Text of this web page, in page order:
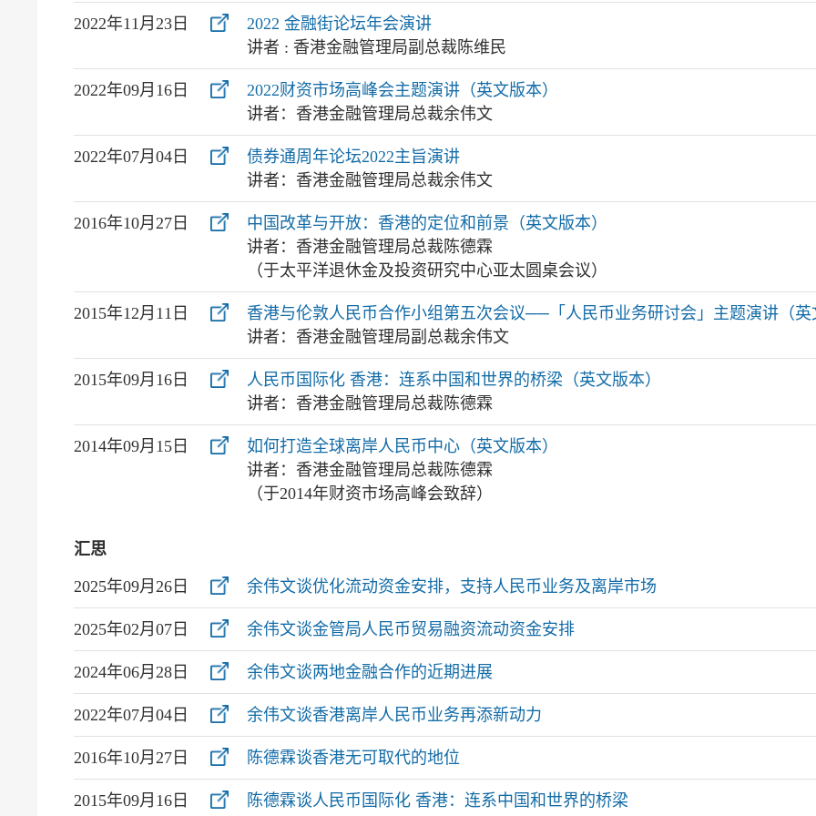
2022年11月23日
2022 金融街论坛年会演讲
讲者 : 香港金融管理局副总裁陈维民
2022年09月16日
2022财资市场高峰会主题演讲（英文版本）
讲者：香港金融管理局总裁余伟文
2022年07月04日
债券通周年论坛2022主旨演讲
讲者：香港金融管理局总裁余伟文
2016年10月27日
中国改革与开放：香港的定位和前景（英文版本）
讲者：香港金融管理局总裁陈德霖
（于太平洋退休金及投资研究中心亚太圆桌会议）
2015年12月11日
香港与伦敦人民币合作小组第五次会议──「人民币业务研讨会」主题演讲（英
讲者：香港金融管理局副总裁余伟文
2015年09月16日
人民币国际化 香港：连系中国和世界的桥梁（英文版本）
讲者：香港金融管理局总裁陈德霖
2014年09月15日
如何打造全球离岸人民币中心（英文版本）
讲者：香港金融管理局总裁陈德霖
（于2014年财资市场高峰会致辞）
汇思
2025年09月26日 余伟文谈优化流动资金安排，支持人民币业务及离岸市场
2025年02月07日 余伟文谈金管局人民币贸易融资流动资金安排
2024年06月28日 余伟文谈两地金融合作的近期进展
2022年07月04日 余伟文谈香港离岸人民币业务再添新动力
2016年10月27日 陈德霖谈香港无可取代的地位
2015年09月16日 陈德霖谈人民币国际化 香港：连系中国和世界的桥梁